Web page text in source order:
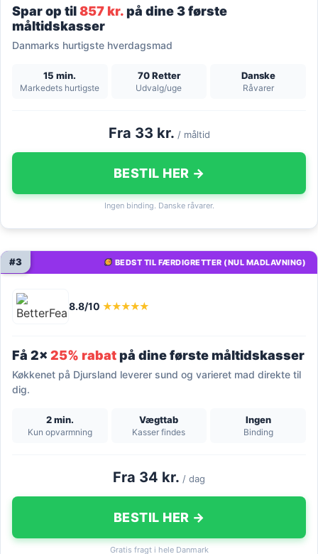
Spar op til857 kr.på dine 3 første
måltidskasser
Danmarks hurtigste hverdagsmad
15 min.
Markedets hurtigste
70 Retter
Udvalg/uge
Danske
Råvarer
Fra 33 kr. / måltid
BESTIL HER →
Ingen binding. Danske råvarer.
BEDST TIL FÆRDIGRETTER (NUL MADLAVNING)
#3
8.8/10 ★★★★★
Få 2x 25% rabatpå dine første måltidskasser
Køkkenet på Djursland leverer sund og varieret mad direkte til
dig.
2 min.
Kun opvarmning
Vægttab
Kasser findes
Ingen
Binding
Fra 34 kr. / dag
BESTIL HER →
Gratis fragt i hele Danmark